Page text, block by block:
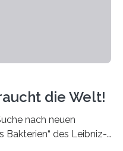
die Welt!
nach neuen
Bakterien“ des Leibniz-